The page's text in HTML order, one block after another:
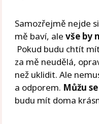
Samozřejmě nejde
mě baví, alevše by
Pokud budu chtít
za mě neudělá,
než uklidit. Ale
a odporem. Můžu
budu mít doma